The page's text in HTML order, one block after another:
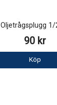
Oljetrågsplugg
90 kr
Köp